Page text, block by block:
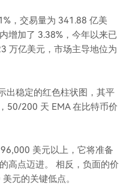
，交易量为 341.88 亿美
增加了 3.38%，今年以来已
万亿美元，市场主导地位为
出稳定的红色柱状图，其平
50/200 天 EMA 在比特币价
美元以上，它将准备
高点迈进。 相反，负面的价
元的关键低点。